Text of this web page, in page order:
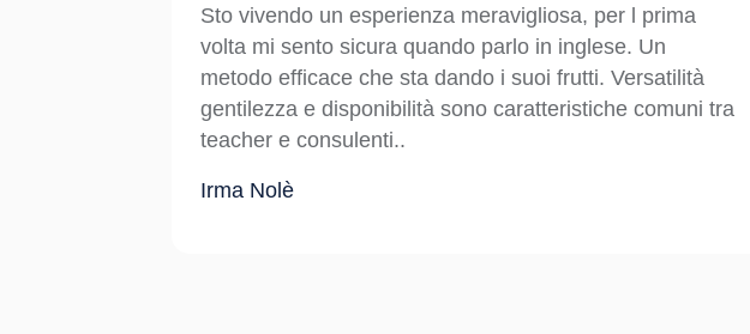
Sto vivendo un esperienza meravigliosa, per l prima
volta mi sento sicura quando parlo in inglese. Un
metodo efficace che sta dando i suoi frutti. Versatilità
gentilezza e disponibilità sono caratteristiche comuni tra
teacher e consulenti..
Irma Nolè